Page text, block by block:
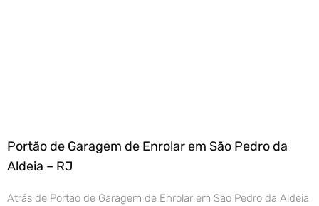
Portão de Garagem de Enrolar em São Pedro da
Aldeia – RJ
Atrás de Portão de Garagem de Enrolar em São Pedro da Aldeia